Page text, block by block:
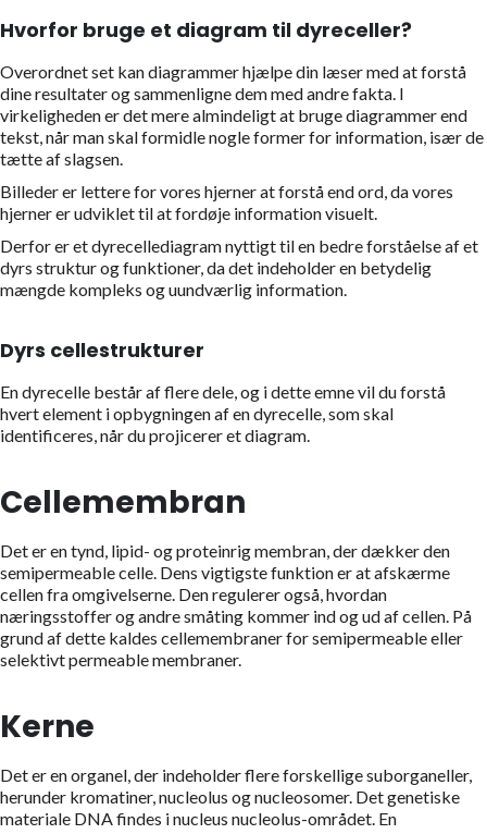
Hvorfor bruge et diagram til dyreceller?
Overordnet set kan diagrammer hjælpe din læser med at forstå
dine resultater og sammenligne dem med andre fakta. I
virkeligheden er det mere almindeligt at bruge diagrammer end
tekst, når man skal formidle nogle former for information, især de
tætte af slagsen.
Billeder er lettere for vores hjerner at forstå end ord, da vores
hjerner er udviklet til at fordøje information visuelt.
Derfor er et dyrecellediagram nyttigt til en bedre forståelse af et
dyrs struktur og funktioner, da det indeholder en betydelig
mængde kompleks og uundværlig information.
Dyrs cellestrukturer
En dyrecelle består af flere dele, og i dette emne vil du forstå
hvert element i opbygningen af en dyrecelle, som skal
identificeres, når du projicerer et diagram.
Cellemembran
Det er en tynd, lipid- og proteinrig membran, der dækker den
semipermeable celle. Dens vigtigste funktion er at afskærme
cellen fra omgivelserne. Den regulerer også, hvordan
næringsstoffer og andre småting kommer ind og ud af cellen. På
grund af dette kaldes cellemembraner for semipermeable eller
selektivt permeable membraner.
Kerne
Det er en organel, der indeholder flere forskellige suborganeller,
herunder kromatiner, nucleolus og nucleosomer. Det genetiske
materiale DNA findes i nucleus nucleolus-området. En